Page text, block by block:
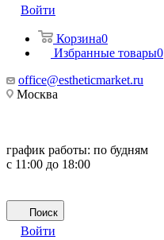
Войти
Корзина0
Избранные товары0
office@estheticmarket.ru
Москва
график работы: по будням
с 11:00 до 18:00
Поиск
Войти